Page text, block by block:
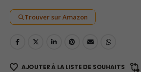
Trouver sur Amazon
AJOUTER À LA LISTE DE SOUHAITS